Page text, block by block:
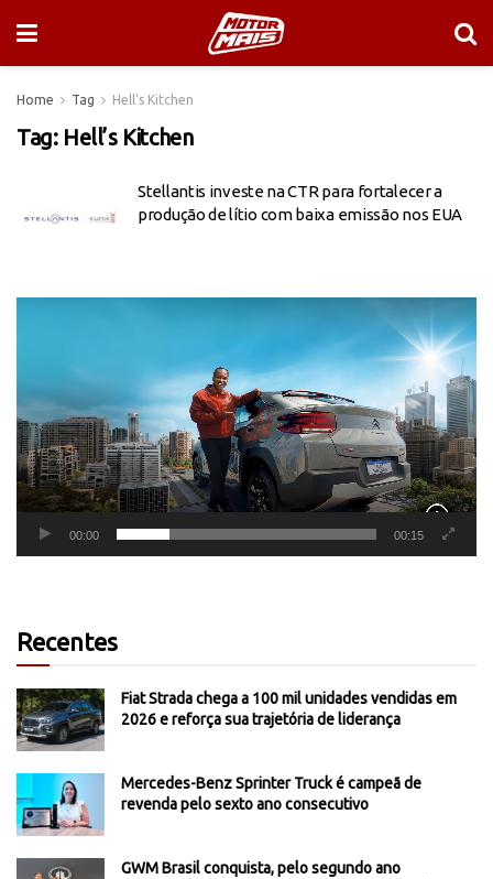
Home Tag Hell's Kitchen
Tag: Hell’s Kitchen
Stellantis investe na CTR para fortalecer a
produção de lítio com baixa emissão nos EUA
00:00 00:15
Recentes
Fiat Strada chega a 100 mil unidades vendidas em
2026 e reforça sua trajetória de liderança
Mercedes-Benz Sprinter Truck é campeã de
revenda pelo sexto ano consecutivo
GWM Brasil conquista, pelo segundo ano